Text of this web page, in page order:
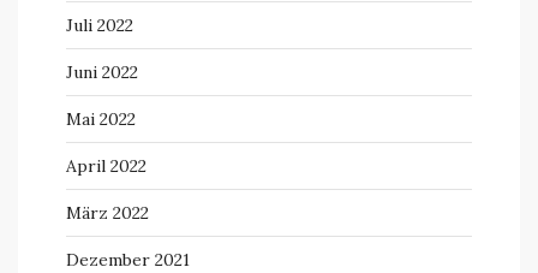
Juli 2022
Juni 2022
Mai 2022
April 2022
März 2022
Dezember 2021